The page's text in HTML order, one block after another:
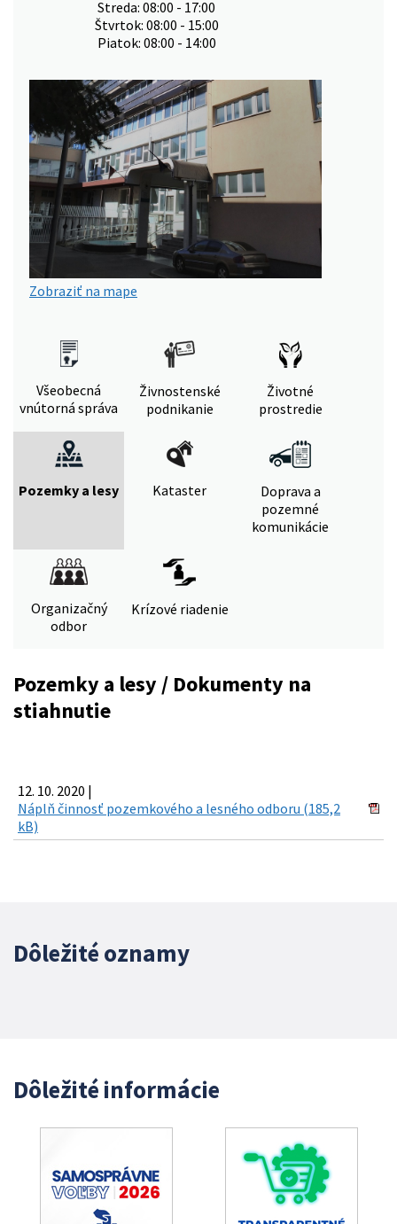
Streda: 08:00 - 17:00
Štvrtok: 08:00 - 15:00
Piatok: 08:00 - 14:00
Zobraziť na mape
Všeobecná
vnútorná správa
Živnostenské
podnikanie
Životné
prostredie
Pozemky a lesy Kataster
Doprava a
pozemné
komunikácie
Organizačný
odbor
Krízové riadenie
Pozemky a lesy / Dokumenty na
stiahnutie
12. 10. 2020 |
Náplň činnosť pozemkového a lesného odboru (185,2
kB)
Dôležité oznamy
Dôležité informácie